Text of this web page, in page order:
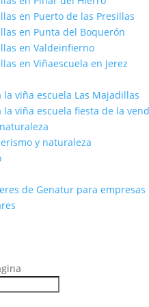
en Puerto de las Presillas
en Punta del Boquerón
en Valdeinfierno
en Viñaescuela en Jerez
la viña escuela Las Majadillas
la viña escuela fiesta de la
y naturaleza
de Genatur para empresas